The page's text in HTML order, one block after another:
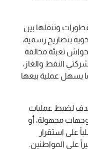
وتنقلها بين
بتصاريح رسمية،
تعبئة مخالفة
النفط والغاز،
يسهل عملية بيعها
لضبط عمليات
مجهولة، أو
على استقرار
على المواطنين.